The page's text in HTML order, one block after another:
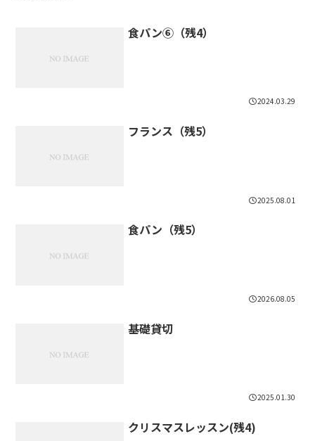
食パン⑥（残4）
2024.03.29
フランス（残5）
2025.08.01
食パン（残5）
2026.08.05
基礎貸切
2025.01.30
クリスマスレッスン(残4)